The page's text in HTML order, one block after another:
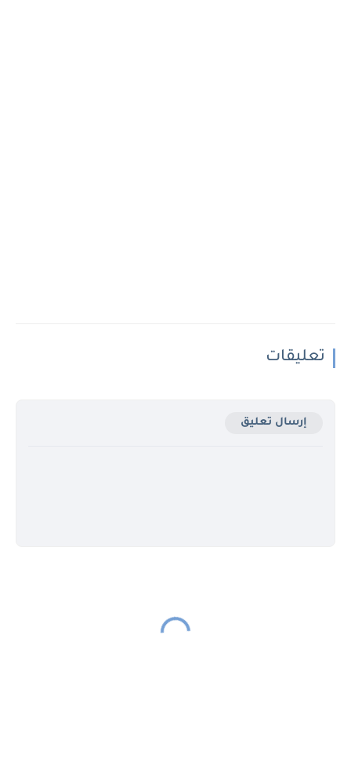
تعليقات
إرسال تعليق